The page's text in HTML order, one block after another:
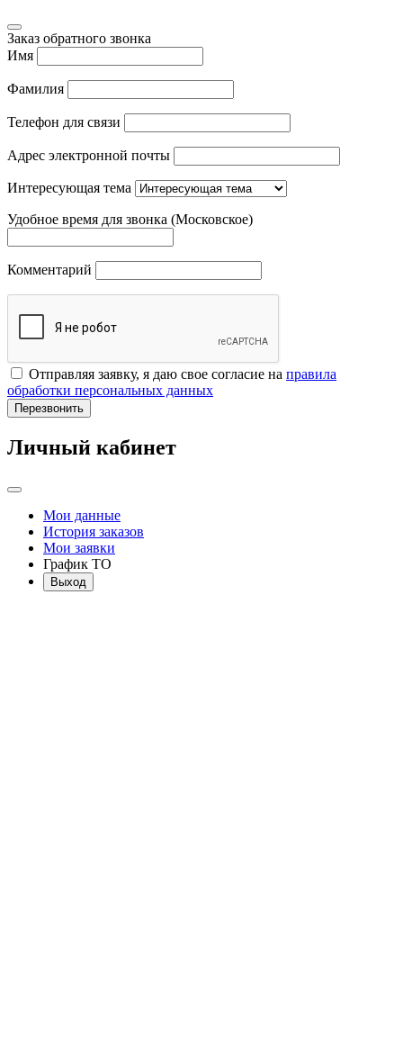
Заказ обратного звонка
Имя
Фамилия
Телефон для связи
Адрес электронной почты
Интересующая тема
Удобное время для звонка (Московское)
Комментарий
Отправляя заявку, я даю свое согласие на правила
обработки персональных данных
Перезвонить
Личный кабинет
Мои данные
История заказов
Мои заявки
График ТО
Выход